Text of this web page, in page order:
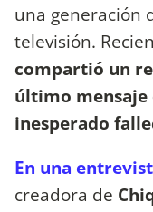
una generación
televisión.
compartió un
último mensaje
inesperado
En una
creadora de